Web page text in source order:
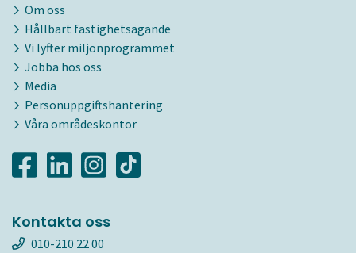
Om oss
Hållbart fastighetsägande
Vi lyfter miljonprogrammet
Jobba hos oss
Media
Personuppgiftshantering
Våra områdeskontor
Kontakta oss
010-210 22 00